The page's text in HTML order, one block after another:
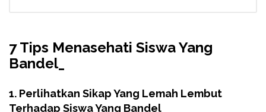
7 Tips Menasehati Siswa Yang
Bandel_
1. Perlihatkan Sikap Yang Lemah Lembut
Terhadap Siswa Yang Bandel